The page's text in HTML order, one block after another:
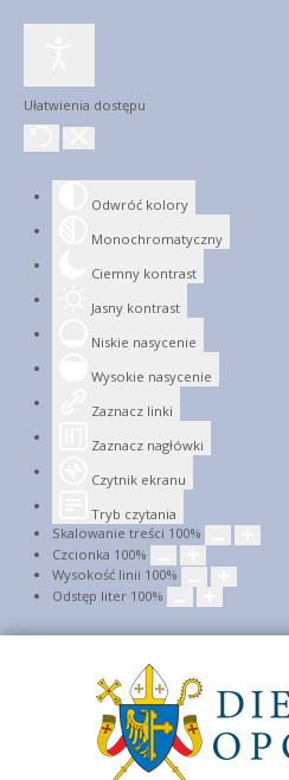
Ułatwienia dostępu
Odwróć kolory
Monochromatyczny
Ciemny kontrast
Jasny kontrast
Niskie nasycenie
Wysokie nasycenie
Zaznacz linki
Zaznacz nagłówki
Czytnik ekranu
Tryb czytania
Skalowanie treści 100%
Czcionka 100%
Wysokość linii 100%
Odstęp liter 100%